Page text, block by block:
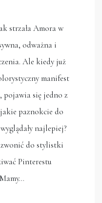
strzała Amora w
odważna i
Ale kiedy już
manifest
pojawia się jedno z
paznokcie do
najlepiej?
do stylistki
Pinterestu